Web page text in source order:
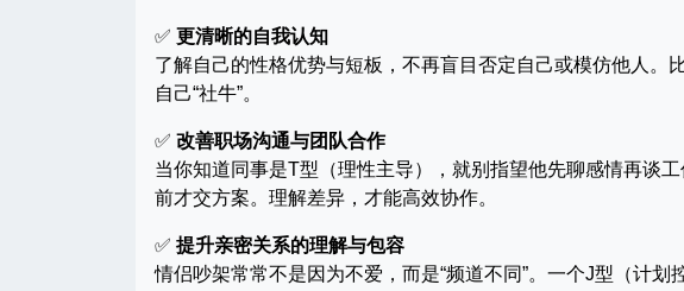
✅ 更清晰的自我认知
了解自己的性格优势与短板，不再盲目否定自己或模仿他人。
自己“社牛”。
✅ 改善职场沟通与团队合作
当你知道同事是T型（理性主导），就别指望他先聊感情再谈
前才交方案。理解差异，才能高效协作。
✅ 提升亲密关系的理解与包容
情侣吵架常常不是因为不爱，而是“频道不同”。一个J型（计